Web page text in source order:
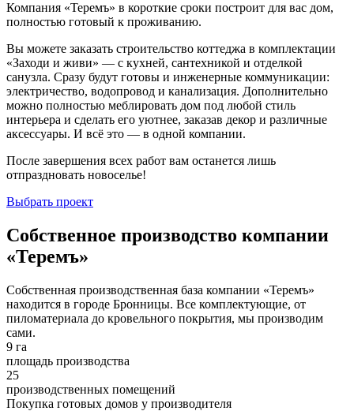
Компания «Теремъ» в короткие сроки построит для вас дом,
полностью готовый к проживанию.
Вы можете заказать строительство коттеджа в комплектации
«Заходи и живи» — с кухней, сантехникой и отделкой
санузла. Сразу будут готовы и инженерные коммуникации:
электричество, водопровод и канализация. Дополнительно
можно полностью меблировать дом под любой стиль
интерьера и сделать его уютнее, заказав декор и различные
аксессуары. И всё это — в одной компании.
После завершения всех работ вам останется лишь
отпраздновать новоселье!
Выбрать проект
Собственное производство компании
«Теремъ»
Собственная производственная база компании «Теремъ»
находится в городе Бронницы. Все комплектующие, от
пиломатериала до кровельного покрытия, мы производим
сами.
9 га
площадь производства
25
производственных помещений
Покупка готовых домов у производителя